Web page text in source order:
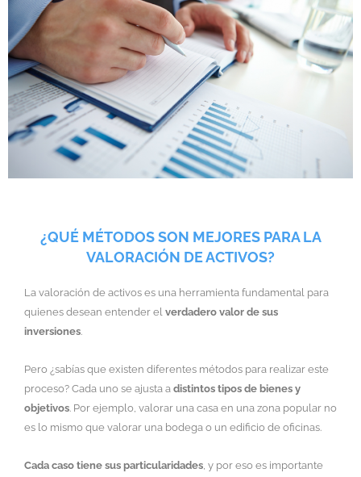
¿QUÉ MÉTODOS SON MEJORES PARA LA
VALORACIÓN DE ACTIVOS?
La valoración de activos es una herramienta fundamental para
quienes desean entender el verdadero valor de sus
inversiones.
Pero ¿sabías que existen diferentes métodos para realizar este
proceso? Cada uno se ajusta a distintos tipos de bienes y
objetivos . Por ejemplo, valorar una casa en una zona popular no
es lo mismo que valorar una bodega o un edificio de oficinas.
Cada caso tiene sus particularidades , y por eso es importante